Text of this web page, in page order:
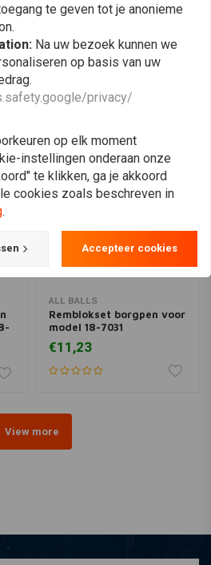
ook een review
ALL BALLS
Remblokset borgpen voor
model 18-7031
€11,23
View more
te geven tot je anonieme
Na uw bezoek kunnen we
op basis van uw
privacy/
op elk moment
instellingen onderaan onze
te klikken, ga je akkoord
cookies zoals beschreven in
.
Accepteer cookies